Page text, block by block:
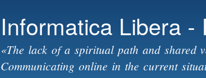
Informatica Libera -
«The lack of a spiritual path and shared
Communicating online in the current